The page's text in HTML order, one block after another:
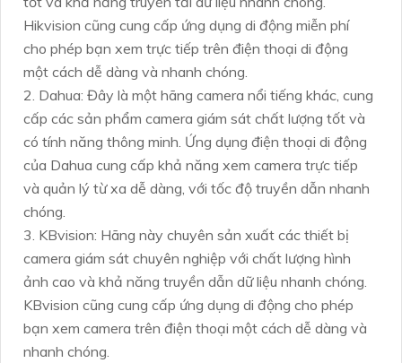
Hikvision cũng cung cấp ứng dụng di động miễn phí
cho phép bạn xem trực tiếp trên điện thoại di động
một cách dễ dàng và nhanh chóng.
2. Dahua: Đây là một hãng camera nổi tiếng khác, cung
cấp các sản phẩm camera giám sát chất lượng tốt và
có tính năng thông minh. Ứng dụng điện thoại di động
của Dahua cung cấp khả năng xem camera trực tiếp
và quản lý từ xa dễ dàng, với tốc độ truyền dẫn nhanh
chóng.
3. KBvision: Hãng này chuyên sản xuất các thiết bị
camera giám sát chuyên nghiệp với chất lượng hình
ảnh cao và khả năng truyền dẫn dữ liệu nhanh chóng.
KBvision cũng cung cấp ứng dụng di động cho phép
bạn xem camera trên điện thoại một cách dễ dàng và
nhanh chóng.